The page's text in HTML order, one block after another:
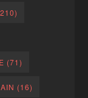
(71)
(16)